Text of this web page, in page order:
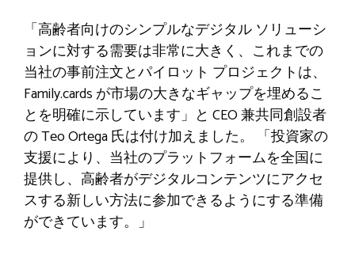
「高齢者向けのシンプルなデジタル ソリューシ
ョンに対する需要は非常に大きく、これまでの
当社の事前注文とパイロット プロジェクトは、
Family.cards が市場の大きなギャップを埋めるこ
とを明確に示しています」と CEO 兼共同創設者
の Teo Ortega 氏は付け加えました。 「投資家の
支援により、当社のプラットフォームを全国に
提供し、高齢者がデジタルコンテンツにアクセ
スする新しい方法に参加できるようにする準備
ができています。」